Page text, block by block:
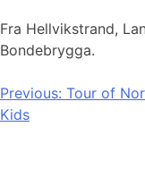
Fra Hellvikstrand,
Bondebrygga.
Previous: Tour of
Kids